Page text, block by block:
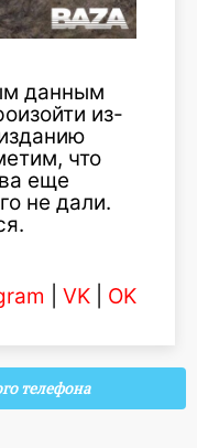
данным
из-
что
еще
не дали.
VK OK
телефона